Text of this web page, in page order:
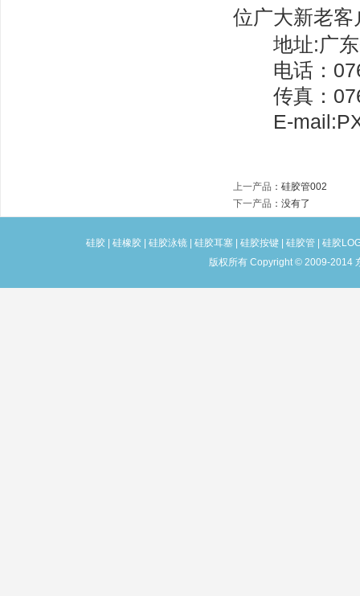
位广大新老
地址:广东
电话：
传真：
E-
上一产品 ： 硅胶管002
下一产品 ：没有了
硅胶 硅橡胶 硅胶泳镜 硅胶耳塞 硅胶按键 硅胶管
硅胶
版权所有 Copyright © 2009-2014